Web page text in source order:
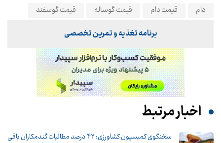
دام قیمت دام قیمت گوساله قیمت گوسفند
برنامه تغذیه و تمرین تخصصی
اخبار مرتبط
سخنگوی کمیسیون کشاورزی: ۴۲ درصد مطالبات گندمکاران باقی